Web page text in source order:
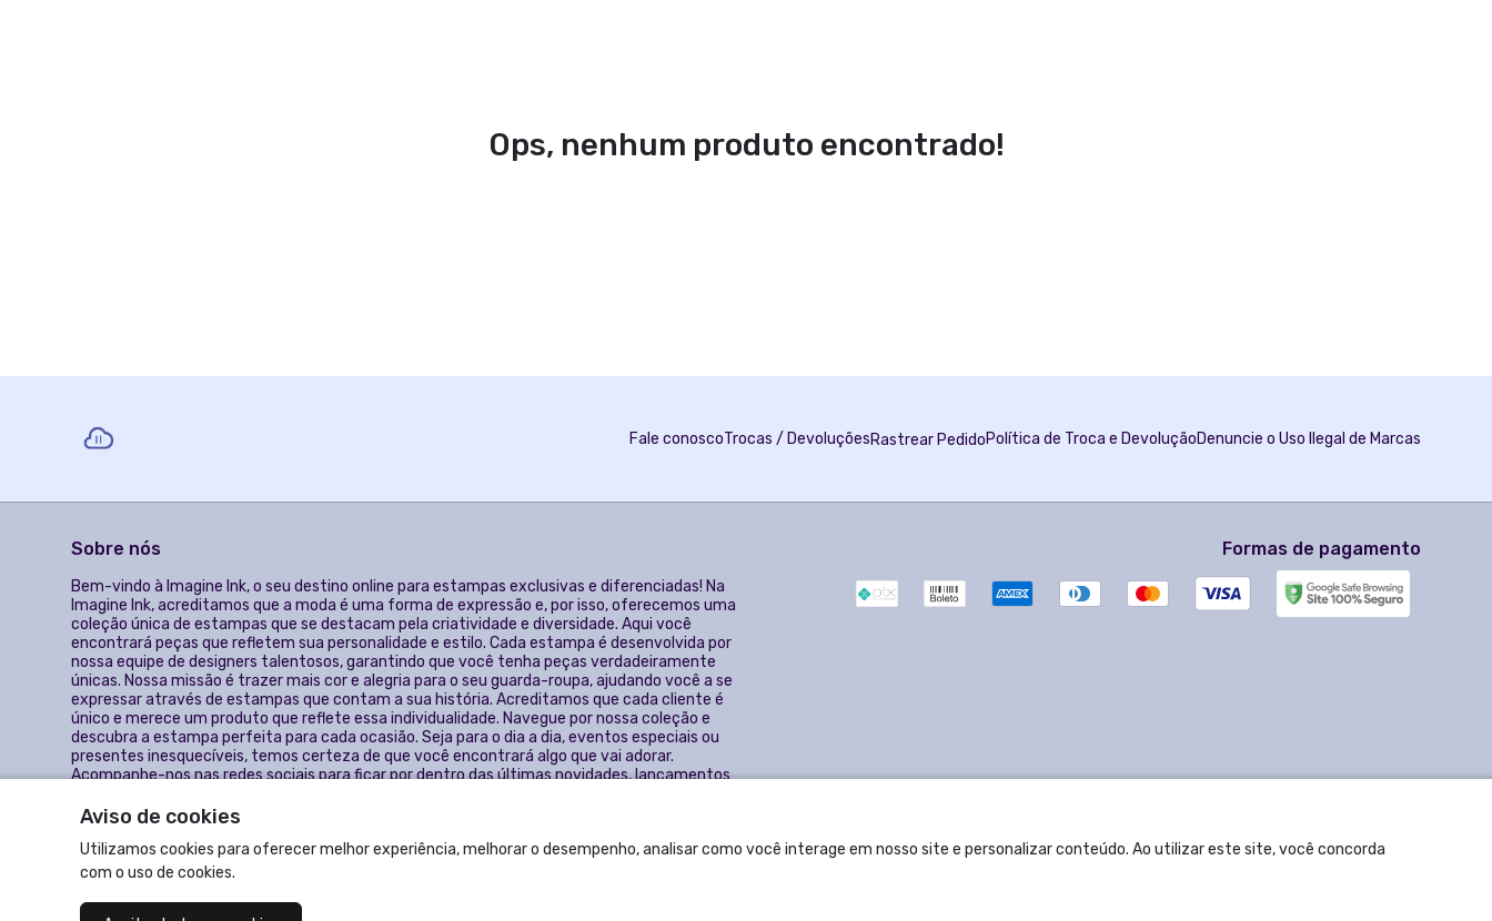
Ops, nenhum produto encontrado!
Aviso de cookies
Utilizamos cookies para oferecer melhor experiência, melhorar o desempenho, analisar como você interage em nosso site e personalizar conteúdo. Ao utilizar este site, você concorda
com o uso de cookies.
Fale conoscoTrocas / DevoluçõesRastrear PedidoPolítica de Troca e DevoluçãoDenuncie o Uso Ilegal de Marcas
Sobre nós
Bem-vindo à Imagine Ink, o seu destino online para estampas exclusivas e diferenciadas! Na
Imagine Ink, acreditamos que a moda é uma forma de expressão e, por isso, oferecemos uma
coleção única de estampas que se destacam pela criatividade e diversidade. Aqui você
encontrará peças que refletem sua personalidade e estilo. Cada estampa é desenvolvida por
nossa equipe de designers talentosos, garantindo que você tenha peças verdadeiramente
únicas. Nossa missão é trazer mais cor e alegria para o seu guarda-roupa, ajudando você a se
expressar através de estampas que contam a sua história. Acreditamos que cada cliente é
único e merece um produto que reflete essa individualidade. Navegue por nossa coleção e
descubra a estampa perfeita para cada ocasião. Seja para o dia a dia, eventos especiais ou
presentes inesquecíveis, temos certeza de que você encontrará algo que vai adorar.
Acompanhe-nos nas redes sociais para ficar por dentro das últimas novidades, lançamentos
Formas de pagamento